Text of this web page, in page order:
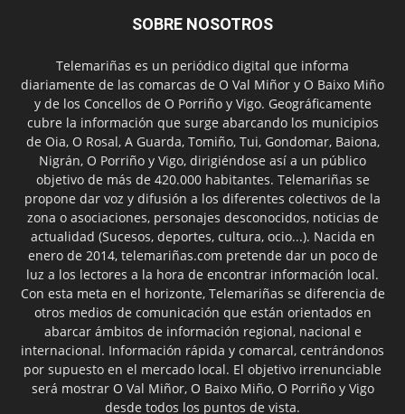
SOBRE NOSOTROS
Telemariñas es un periódico digital que informa
diariamente de las comarcas de O Val Miñor y O Baixo Miño
y de los Concellos de O Porriño y Vigo. Geográficamente
cubre la información que surge abarcando los municipios
de Oia, O Rosal, A Guarda, Tomiño, Tui, Gondomar, Baiona,
Nigrán, O Porriño y Vigo, dirigiéndose así a un público
objetivo de más de 420.000 habitantes. Telemariñas se
propone dar voz y difusión a los diferentes colectivos de la
zona o asociaciones, personajes desconocidos, noticias de
actualidad (Sucesos, deportes, cultura, ocio...). Nacida en
enero de 2014, telemariñas.com pretende dar un poco de
luz a los lectores a la hora de encontrar información local.
Con esta meta en el horizonte, Telemariñas se diferencia de
otros medios de comunicación que están orientados en
abarcar ámbitos de información regional, nacional e
internacional. Información rápida y comarcal, centrándonos
por supuesto en el mercado local. El objetivo irrenunciable
será mostrar O Val Miñor, O Baixo Miño, O Porriño y Vigo
desde todos los puntos de vista.